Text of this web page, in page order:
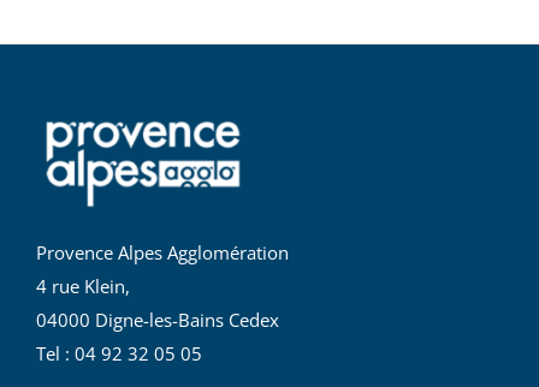
Provence Alpes Agglomération
4 rue Klein,
04000 Digne-les-Bains Cedex
Tel : 04 92 32 05 05